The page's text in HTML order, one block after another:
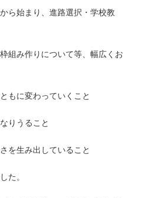
ら始まり、進路選択・学校教
組み作りについて等、幅広くお
もに変わっていくこと
りうること
を生み出していること
た。